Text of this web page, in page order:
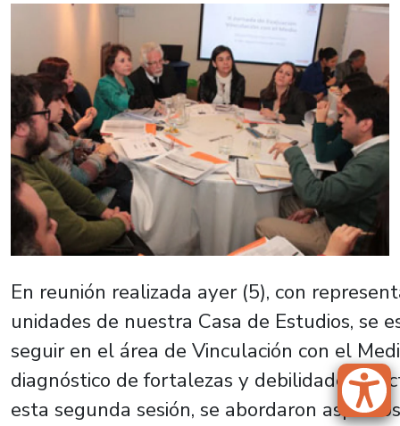
En reunión realizada ayer (5), con
unidades de nuestra Casa de Estudios, se
seguir en el área de Vinculación con el
diagnóstico de fortalezas y debilidades
esta segunda sesión, se abordaron